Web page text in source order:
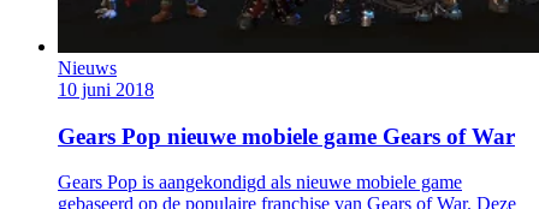
Nieuws
10 juni 2018
Gears Pop nieuwe mobiele game Gears of War
Gears Pop is aangekondigd als nieuwe mobiele game
gebaseerd op de populaire franchise van Gears of War. Deze